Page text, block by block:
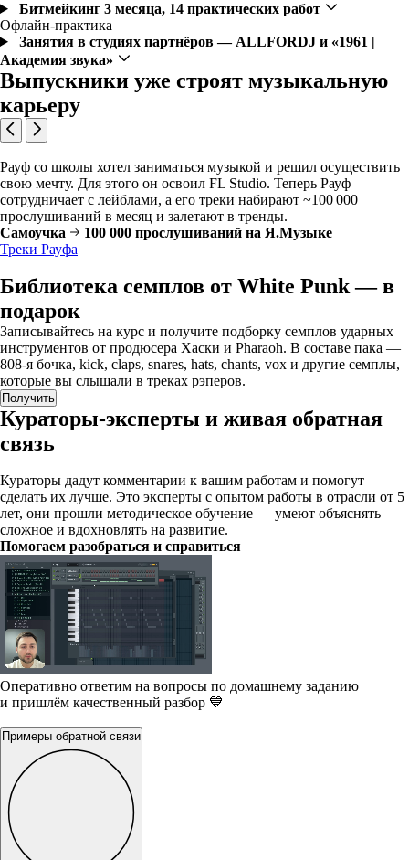
Битмейкинг 3 месяца, 14 практических работ
Офлайн-практика
Занятия в студиях партнёров — ALLFORDJ и «1961 |
Академия звука»
Выпускники уже строят музыкальную
карьеру
Рауф со школы хотел заниматься музыкой и решил осуществить
свою мечту. Для этого он освоил FL Studio. Теперь Рауф
сотрудничает с лейблами, а его треки набирают ~100 000
прослушиваний в месяц и залетают в тренды.
Самоучка
100 000 прослушиваний на Я.Музыке
Треки Рауфа
Библиотека семплов от White Punk — в
подарок
Записывайтесь на курс и получите подборку семплов ударных
инструментов от продюсера Хаски и Pharaoh. В составе пака —
808-я бочка, kick, claps, snares, hats, chants, vox и другие семплы,
которые вы слышали в треках рэперов.
Получить
Кураторы-эксперты и живая обратная
связь
Кураторы дадут комментарии к вашим работам и помогут
сделать их лучше. Это эксперты с опытом работы в отрасли от 5
лет, они прошли методическое обучение — умеют объяснять
сложное и вдохновлять на развитие.
Помогаем разобраться и справиться
Оперативно ответим на вопросы по домашнему заданию
и пришлём качественный разбор 💙
Примеры обратной связи